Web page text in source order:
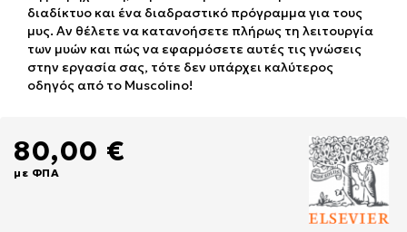
διαδίκτυο και ένα διαδραστικό πρόγραμμα για τους
μυς. Αν θέλετε να κατανοήσετε πλήρως τη λειτουργία
των μυών και πώς να εφαρμόσετε αυτές τις γνώσεις
στην εργασία σας, τότε δεν υπάρχει καλύτερος
οδηγός από το Muscolino!
80,00 €
με ΦΠΑ